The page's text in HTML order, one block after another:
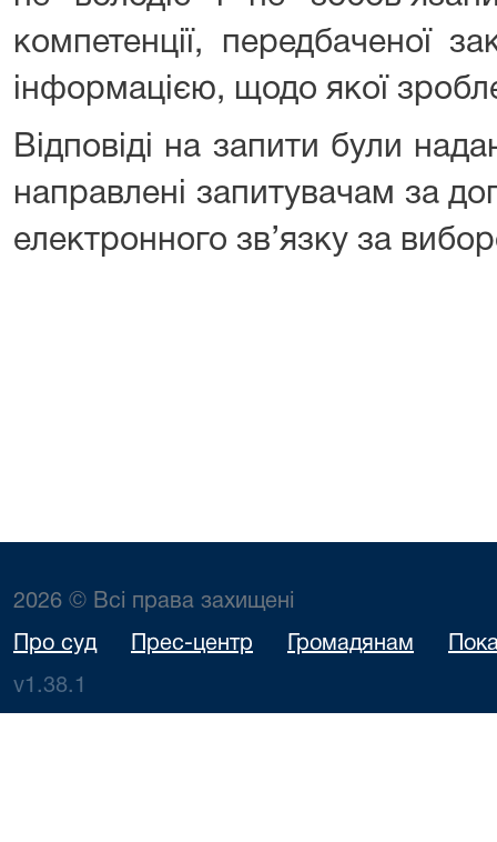
компетенції, передбаченої
інформацією, щодо якої
Відповіді на запити були
направлені запитувачам за
електронного зв’язку за
2026 © Всі права захищені
Про суд Прес-центр Громадянам
v1.38.1